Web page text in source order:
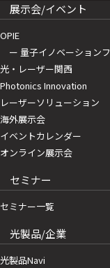
展示会/イベント
OPIE
ー 量子イノベーション
光・レーザー関西
Photonics Innovation
レーザーソリューション
海外展示会
イベントカレンダー
オンライン展示会
セミナー
セミナー一覧
光製品/企業
光製品Navi